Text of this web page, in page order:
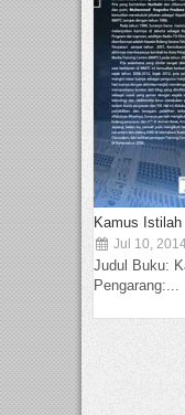
Kamus
Jul 10,
Judul Buku:
Pengarang:...